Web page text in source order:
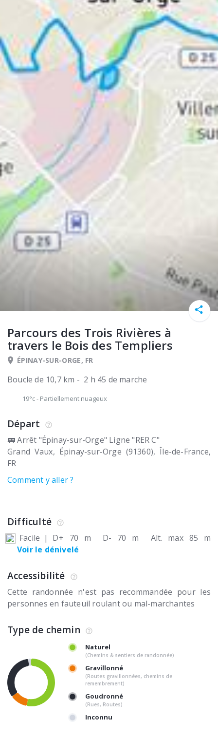
Parcours des Trois Rivières à
travers le Bois des Templiers
ÉPINAY-SUR-ORGE, FR
Boucle de 10,7 km - 2 h 45 de marche
19°c- Partiellement nuageux
Départ
🚃 Arrêt "Épinay-sur-Orge" Ligne "RER C"
Grand Vaux
Épinay-sur-Orge (91360)
Île-de-France
FR
Comment y aller ?
Difficulté
Facile | D+ 70 m D- 70 m
Alt. max 85 m
Voir le dénivelé
Accessibilité
Cette randonnée n'est pas recommandée pour les
personnes en fauteuil roulant ou mal-marchantes
Type de chemin
Naturel
(Chemins & sentiers de randonnée)
Gravillonné
(Routes gravillonnées, chemins de
remembrement)
Goudronné
(Rues, Routes)
Inconnu